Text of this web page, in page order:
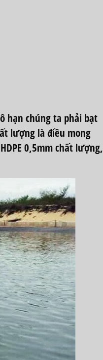
hạn chúng ta phải bạt
lượng là điều mong
0,5mm chất lượng,